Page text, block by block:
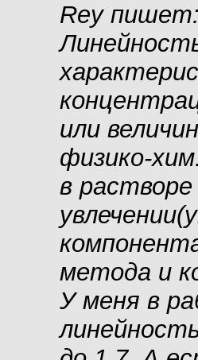
Rey
или
физико-
в растворе
метода и
У меня в